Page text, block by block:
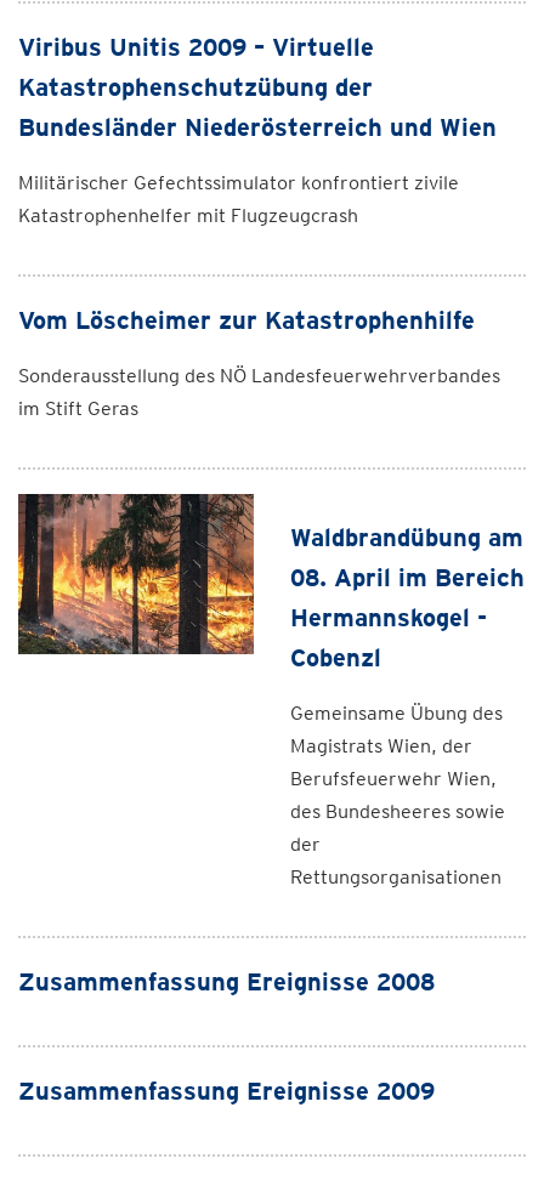
Viribus Unitis 2009 – Virtuelle
Katastrophenschutzübung der
Bundesländer Niederösterreich und Wien
Militärischer Gefechtssimulator konfrontiert zivile
Katastrophenhelfer mit Flugzeugcrash
Vom Löscheimer zur Katastrophenhilfe
Sonderausstellung des NÖ Landesfeuerwehrverbandes
im Stift Geras
Waldbrandübung am
08. April im Bereich
Hermannskogel -
Cobenzl
Gemeinsame Übung des
Magistrats Wien, der
Berufsfeuerwehr Wien,
des Bundesheeres sowie
der
Rettungsorganisationen
Zusammenfassung Ereignisse 2008
Zusammenfassung Ereignisse 2009